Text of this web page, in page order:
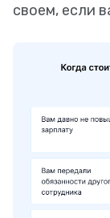
своем, если